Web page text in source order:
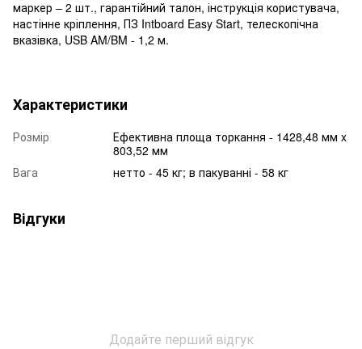
маркер – 2 шт., гарантійний талон, інструкція користувача,
настінне кріплення, ПЗ Intboard Easy Start, телескопічна
вказівка, USB AM/BM - 1,2 м.
Характеристики
Розмір
Ефективна площа торкання - 1428,48 мм x
803,52 мм
Вага
нетто - 45 кг; в пакуванні - 58 кг
Відгуки
Додайте перший відгук